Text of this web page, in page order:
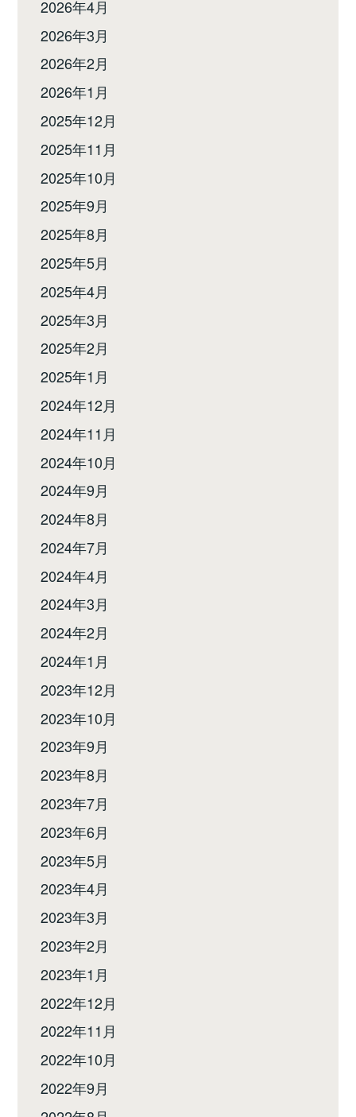
2026年4月
2026年3月
2026年2月
2026年1月
2025年12月
2025年11月
2025年10月
2025年9月
2025年8月
2025年5月
2025年4月
2025年3月
2025年2月
2025年1月
2024年12月
2024年11月
2024年10月
2024年9月
2024年8月
2024年7月
2024年4月
2024年3月
2024年2月
2024年1月
2023年12月
2023年10月
2023年9月
2023年8月
2023年7月
2023年6月
2023年5月
2023年4月
2023年3月
2023年2月
2023年1月
2022年12月
2022年11月
2022年10月
2022年9月